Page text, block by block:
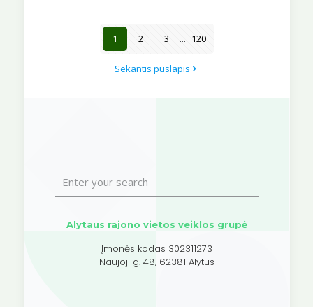
1 2 3 ... 120
Sekantis puslapis
Alytaus rajono vietos veiklos grupė
Įmonės kodas 302311273
Naujoji g. 48, 62381 Alytus